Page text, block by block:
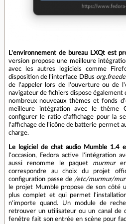
L'environnement de bureau LXQt est
version propose une meilleure
avec les autres logiciels comme
disposition de l'interface DBus
de l'appeler lors de l'ouverture ou de
navigateur de fichiers dispose également
nombreux nouveaux thèmes et fonds
meilleure intégration avec le thème
configurer le ratio d'affichage pour la
l'affichage de l'icône de batterie permet
charge.
Le logiciel de chat audio Mumble 1.4
l'occasion, Fedora active l'intégration
aussi renomme le paquet murmur
correspondre au choix du projet
configuration passe de /etc/murmur/
le projet Mumble propose de son côté
plus complet et qui permet
n'importe quand. Un module de
retrouver un utilisateur ou un canal de
fenêtre fait son entrée en scène pour